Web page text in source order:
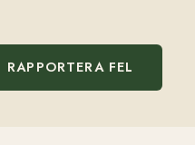
RAPPORTERA FEL